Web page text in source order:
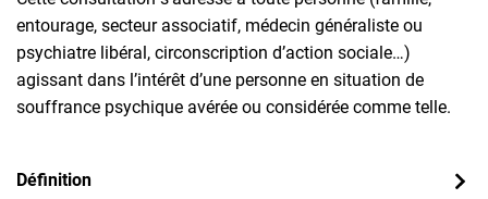
entourage, secteur associatif, médecin généraliste ou
psychiatre libéral, circonscription d’action sociale…)
agissant dans l’intérêt d’une personne en situation de
souffrance psychique avérée ou considérée comme telle.
Définition